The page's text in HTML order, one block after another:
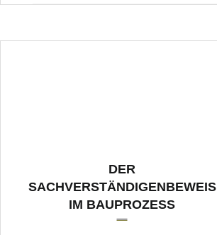
DER
SACHVERSTÄNDIGENBEWEIS
IM BAUPROZESS